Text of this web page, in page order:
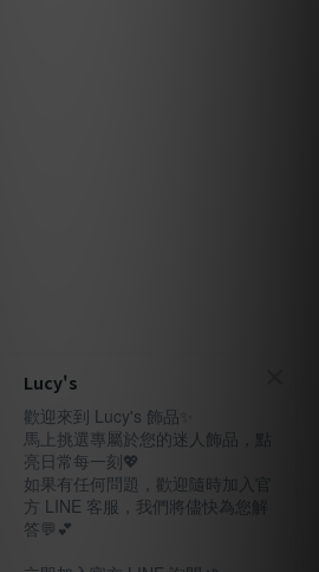
含例假日)
號10樓
Lucy's
歡迎來到 Lucy's 飾品✨
馬上挑選專屬於您的迷人飾品，點
亮日常每一刻💖
如果有任何問題，歡迎隨時加入官
方 LINE 客服，我們將儘快為您解
答💬💕